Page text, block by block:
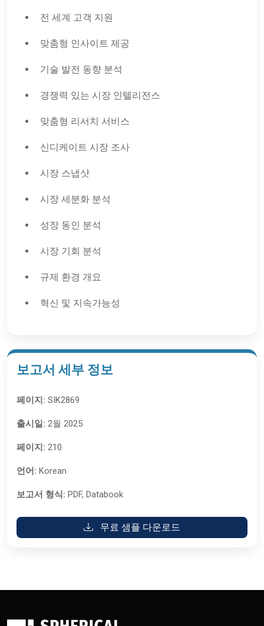
전 세계 고객 지원
맞춤형 인사이트 제공
기술 발전 동향 분석
경쟁력 있는 시장 인텔리전스
맞춤형 리서치 서비스
신디케이트 시장 조사
시장 스냅샷
시장 세분화 분석
성장 동인 분석
시장 기회 분석
규제 환경 개요
혁신 및 지속가능성
보고서 세부 정보
페이지: SIK2869
출시일: 2월 2025
페이지: 210
언어: Korean
보고서 형식: PDF, Databook
무료 샘플 다운로드